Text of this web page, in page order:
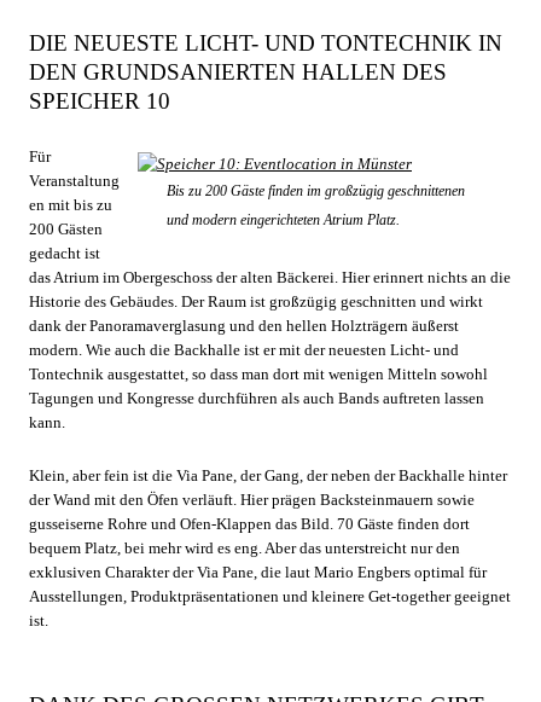
DIE NEUESTE LICHT- UND TONTECHNIK IN
DEN GRUNDSANIERTEN HALLEN DES
SPEICHER 10
Bis zu 200 Gäste finden im großzügig geschnittenen
und modern eingerichteten Atrium Platz.
Für
Veranstaltung
en mit bis zu
200 Gästen
gedacht ist
das Atrium im Obergeschoss der alten Bäckerei. Hier erinnert nichts an die
Historie des Gebäudes. Der Raum ist großzügig geschnitten und wirkt
dank der Panoramaverglasung und den hellen Holzträgern äußerst
modern. Wie auch die Backhalle ist er mit der neuesten Licht- und
Tontechnik ausgestattet, so dass man dort mit wenigen Mitteln sowohl
Tagungen und Kongresse durchführen als auch Bands auftreten lassen
kann.
Klein, aber fein ist die Via Pane, der Gang, der neben der Backhalle hinter
der Wand mit den Öfen verläuft. Hier prägen Backsteinmauern sowie
gusseiserne Rohre und Ofen-Klappen das Bild. 70 Gäste finden dort
bequem Platz, bei mehr wird es eng. Aber das unterstreicht nur den
exklusiven Charakter der Via Pane, die laut Mario Engbers optimal für
Ausstellungen, Produktpräsentationen und kleinere Get-together geeignet
ist.